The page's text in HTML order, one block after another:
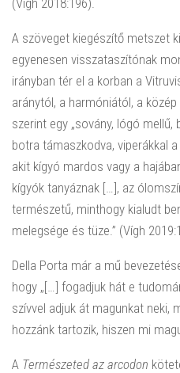
A szöveget kiegészítő metszet
egyenesen visszataszítónak
irányban tér el a korban a
aránytól, a harmóniától, a
szerint egy „sovány, lógó
botra támaszkodva, viperákkal
akit kígyó mardos vagy a
kígyók tanyáznak […], az
természetű, minthogy kialudt
melegsége és tüze.” (Vígh
Della Porta már a mű
hogy „[…] fogadjuk hát e
szívvel adjuk át magunkat neki,
hozzánk tartozik, hiszen mi
A Természeted az arcodon